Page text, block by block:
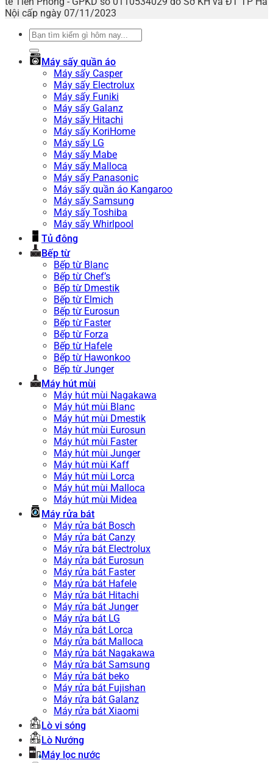
Nội cấp ngày 07/11/2023
Tìm
Máy sấy quần áo
Máy sấy Casper
Máy sấy Electrolux
Máy sấy Funiki
Máy sấy Galanz
Máy sấy Hitachi
Máy sấy KoriHome
Máy sấy LG
Máy sấy Mabe
Máy sấy Malloca
Máy sấy Panasonic
Máy sấy quần áo Kangaroo
Máy sấy Samsung
Máy sấy Toshiba
Máy sấy Whirlpool
Tủ đông
Bếp từ
Bếp từ Blanc
Bếp từ Chef’s
Bếp từ Dmestik
Bếp từ Elmich
Bếp từ Eurosun
Bếp từ Faster
Bếp từ Forza
Bếp từ Hafele
Bếp từ Hawonkoo
Bếp từ Junger
Máy hút mùi
Máy hút mùi Nagakawa
Máy hút mùi Blanc
Máy hút mùi Dmestik
Máy hút mùi Eurosun
Máy hút mùi Faster
Máy hút mùi Junger
Máy hút mùi Kaff
Máy hút mùi Lorca
Máy hút mùi Malloca
Máy hút mùi Midea
Máy rửa bát
Máy rửa bát Bosch
Máy rửa bát Canzy
Máy rửa bát Electrolux
Máy rửa bát Eurosun
Máy rửa bát Faster
Máy rửa bát Hafele
Máy rửa bát Hitachi
Máy rửa bát Junger
Máy rửa bát LG
Máy rửa bát Lorca
Máy rửa bát Malloca
Máy rửa bát Nagakawa
Máy rửa bát Samsung
Máy rửa bát beko
Máy rửa bát Fujishan
Máy rửa bát Galanz
Máy rửa bát Xiaomi
Lò vi sóng
Lò Nướng
Máy lọc nước